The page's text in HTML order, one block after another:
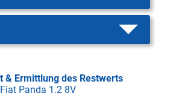
& Ermittlung des Restwerts
Fiat Panda 1.2 8V